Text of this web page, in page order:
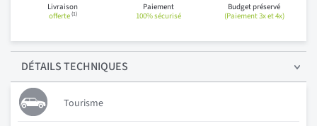
Livraison
offerte(1)
Paiement
100% sécurisé
Budget préservé
(Paiement 3x et 4x)
DÉTAILSTECHNIQUES
Tourisme